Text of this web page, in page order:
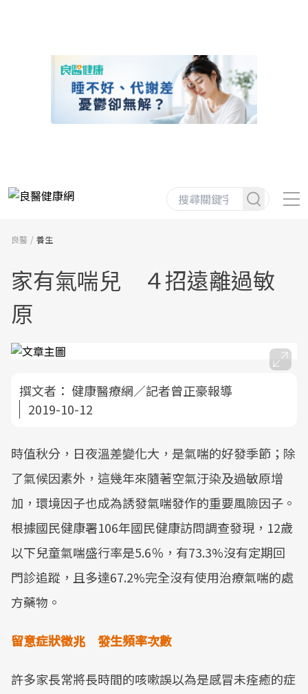
良醫 養生
家有氣喘兒 ４招遠離過敏
原
撰文者： 健康醫療網／記者曾正豪報導
2019-10-12
時值秋分，日夜溫差變化大，是氣喘的好發季節；除
了氣候因素外，這幾年來隨著空氣汙染及過敏原增
加，環境因子也成為誘發氣喘發作的重要風險因子。
根據國民健康署106年國民健康訪問調查發現，12歲
以下兒童氣喘盛行率是5.6％，有73.3%沒有定期回
門診追蹤，且多達67.2%完全沒有使用治療氣喘的處
方藥物。
留意症狀徵兆 發生頻率次數
許多家長常將長時間的咳嗽誤以為是感冒未痊癒的症